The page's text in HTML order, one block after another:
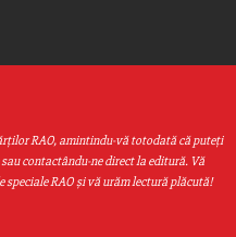
RAO, amintindu-vă totodată că puteţi
contactându-ne direct la editură. Vă
speciale RAO şi vă urăm lectură plăcută!